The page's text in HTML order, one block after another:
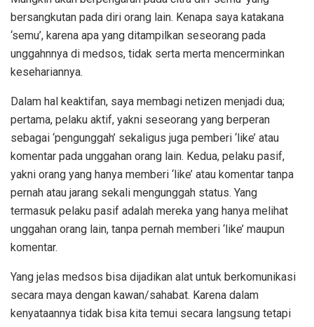
bersangkutan pada diri orang lain. Kenapa saya katakana
‘semu’, karena apa yang ditampilkan seseorang pada
unggahnnya di medsos, tidak serta merta mencerminkan
kesehariannya.
Dalam hal keaktifan, saya membagi netizen menjadi dua;
pertama, pelaku aktif, yakni seseorang yang berperan
sebagai ‘pengunggah’ sekaligus juga pemberi ‘like’ atau
komentar pada unggahan orang lain. Kedua, pelaku pasif,
yakni orang yang hanya memberi ‘like’ atau komentar tanpa
pernah atau jarang sekali mengunggah status. Yang
termasuk pelaku pasif adalah mereka yang hanya melihat
unggahan orang lain, tanpa pernah memberi ‘like’ maupun
komentar.
Yang jelas medsos bisa dijadikan alat untuk berkomunikasi
secara maya dengan kawan/sahabat. Karena dalam
kenyataannya tidak bisa kita temui secara langsung tetapi